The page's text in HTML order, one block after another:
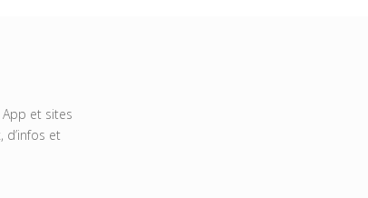
et sites
et